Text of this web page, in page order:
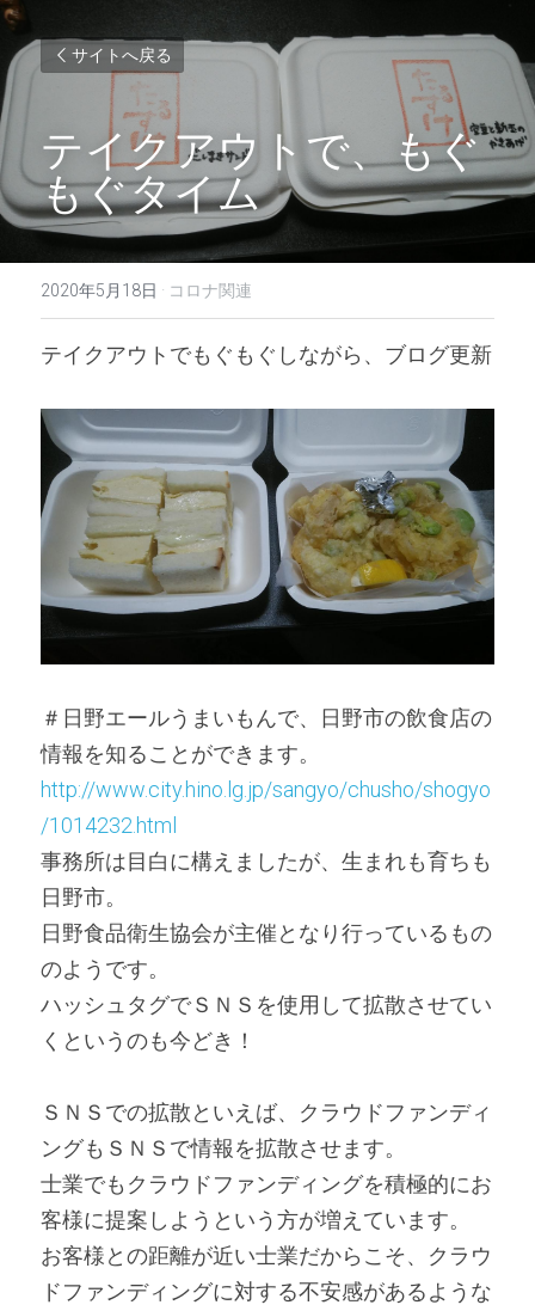
サイトへ戻る
テイクアウトで、もぐ
もぐタイム
2020年5月18日 · コロナ関連
テイクアウトでもぐもぐしながら、ブログ更新
＃日野エールうまいもんで、日野市の飲食店の
情報を知ることができます。
http://www.city.hino.lg.jp/sangyo/chusho/shogyo
/1014232.html
事務所は目白に構えましたが、生まれも育ちも
日野市。
日野食品衛生協会が主催となり行っているもの
のようです。
ハッシュタグでＳＮＳを使用して拡散させてい
くというのも今どき！
ＳＮＳでの拡散といえば、クラウドファンディ
ングもＳＮＳで情報を拡散させます。
士業でもクラウドファンディングを積極的にお
客様に提案しようという方が増えています。
お客様との距離が近い士業だからこそ、クラウ
ドファンディングに対する不安感があるような